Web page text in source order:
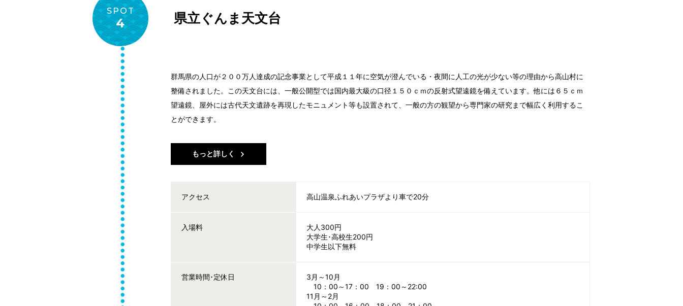
SPOT
4 県立ぐんま天文台
群馬県の人口が２００万人達成の記念事業として平成１１年に空気が澄んでいる・夜間に人工の光が少ない等の理由から高山村に
整備されました。この天文台には、一般公開型では国内最大級の口径１５０ｃｍの反射式望遠鏡を備えています。他には６５ｃｍ
望遠鏡、屋外には古代天文遺跡を再現したモニュメント等も設置されて、一般の方の観望から専門家の研究まで幅広く利用するこ
とができます。
もっと詳しく
アクセス 高山温泉ふれあいプラザより車で20分
入場料
大人300円
大学生･高校生200円
中学生以下無料
営業時間･定休日
3月～10月
10：00～17：00 19：00～22:00
11月～2月